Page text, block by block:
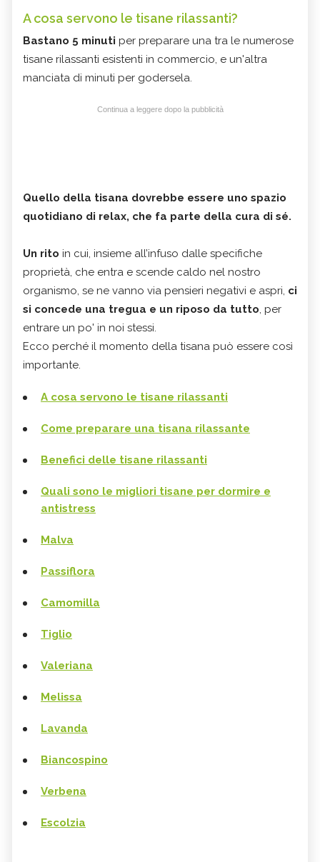
A cosa servono le tisane rilassanti?
Bastano 5 minuti per preparare una tra le numerose
tisane rilassanti esistenti in commercio, e un'altra
manciata di minuti per godersela.
Continua a leggere dopo la pubblicità
Quello della tisana dovrebbe essere uno spazio
quotidiano di relax, che fa parte della cura di sé.
Un rito in cui, insieme all’infuso dalle specifiche
proprietà, che entra e scende caldo nel nostro
organismo, se ne vanno via pensieri negativi e aspri, ci
si concede una tregua e un riposo da tutto, per
entrare un po' in noi stessi.
Ecco perché il momento della tisana può essere così
importante.
A cosa servono le tisane rilassanti
Come preparare una tisana rilassante
Benefici delle tisane rilassanti
Quali sono le migliori tisane per dormire e
antistress
Malva
Passiflora
Camomilla
Tiglio
Valeriana
Melissa
Lavanda
Biancospino
Verbena
Escolzia